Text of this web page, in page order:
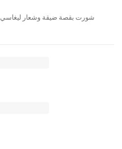
شورت بقصة ضيقة وشعار ليغاسي